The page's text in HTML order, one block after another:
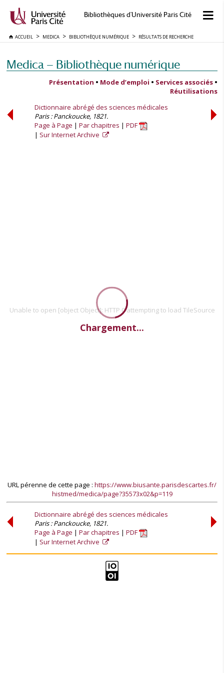
Bibliothèques d'Université Paris Cité
ACCUEIL MEDICA BIBLIOTHÈQUE NUMÉRIQUE RÉSULTATS DE RECHERCHE
Medica — Bibliothèque numérique
Présentation • Mode d’emploi • Services associés •
Réutilisations
Dictionnaire abrégé des sciences médicales
Paris : Panckoucke, 1821.
Page à Page
Par chapitres
PDF
Sur Internet Archive
Unable to open [object Object]: HTTP 0 attempting to load TileSource
Chargement...
URL pérenne de cette page : https://www.biusante.parisdescartes.fr/
histmed/medica/page?35573x02&p=119
Dictionnaire abrégé des sciences médicales
Paris : Panckoucke, 1821.
Page à Page
Par chapitres
PDF
Sur Internet Archive